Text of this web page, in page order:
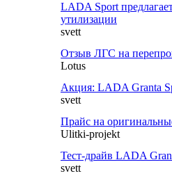
LADA Sport
утилизации
svett
Отзыв ЛГС на
Lotus
Акция: LADA Granta
svett
Прайс на
Ulitki-projekt
Тест-драйв LADA
svett